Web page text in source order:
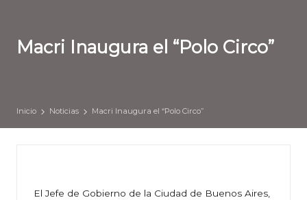
Macri Inaugura el “Polo Circo”
Inicio Noticias Macri Inaugura el “Polo Circo”
El Jefe de Gobierno de la Ciudad de Buenos Aires,